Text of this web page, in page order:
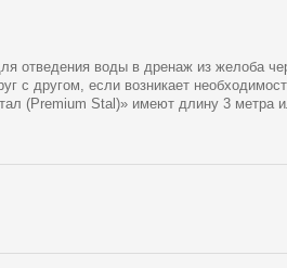
отведения воды в дренаж из желоба
с другом, если возникает
(Premium Stal)» имеют длину 3 метра